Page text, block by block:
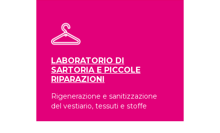
LABORATORIO DI
SARTORIA E PICCOLE
RIPARAZIONI
Rigenerazione e sanitizzazione
del vestiario, tessuti e stoffe